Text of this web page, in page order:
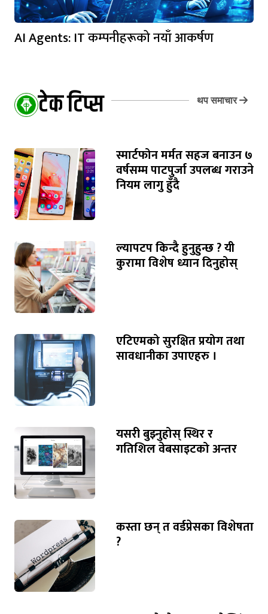
AI Agents: IT कम्पनीहरूको नयाँ आकर्षण
टेक टिप्स थप समाचार
स्मार्टफोन मर्मत सहज बनाउन ७
वर्षसम्म पाटपुर्जा उपलब्ध गराउने
नियम लागु हुँदै
ल्यापटप किन्दै हुनुहुन्छ ? यी
कुरामा विशेष ध्यान दिनुहोस्
एटिएमको सुरक्षित प्रयोग तथा
सावधानीका उपाएहरु ।
यसरी बुझ्नुहोस् स्थिर र
गतिशिल वेबसाइटको अन्तर
कस्ता छन् त वर्डप्रेसका विशेषता
?